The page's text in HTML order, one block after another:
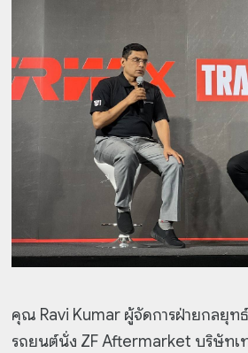
คุณ Ravi Kumar ผู้จัดการฝ่ายกลยุ
รถยนต์นั่ง ZF Aftermarket บริษัทเ